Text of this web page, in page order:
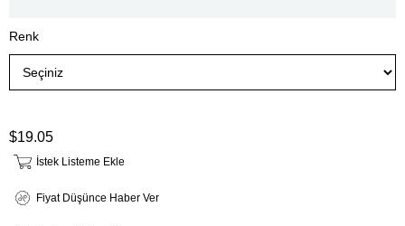
Renk
$19.05
İstek Listeme Ekle
Fiyat Düşünce Haber Ver